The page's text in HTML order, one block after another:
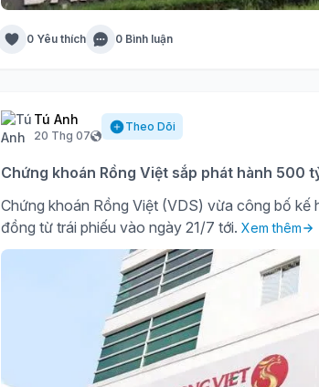
0 Yêu thích 0 Bình luận
Tú Anh
20 Thg 07
Theo Dõi
Chứng khoán Rồng Việt sắp phát hành 500
Chứng khoán Rồng Việt (VDS) vừa công bố
đồng từ trái phiếu vào ngày 21/7 tới. Xem thêm